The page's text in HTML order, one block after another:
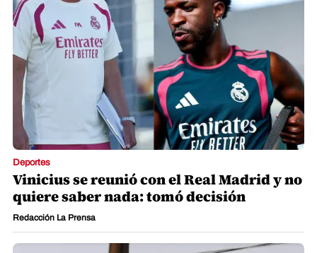
Deportes
Vinicius se reunió con el Real Madrid y no
quiere saber nada: tomó decisión
Redacción La Prensa